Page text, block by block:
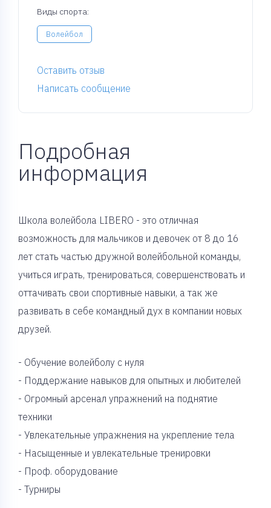
Виды спорта:
Волейбол
Оставить отзыв
Написать сообщение
Подробная
информация
Школа волейбола LIBERO - это отличная
возможность для мальчиков и девочек от 8 до 16
лет стать частью дружной волейбольной команды,
учиться играть, тренироваться, совершенствовать и
оттачивать свои спортивные навыки, а так же
развивать в себе командный дух в компании новых
друзей.
- Обучение волейболу c нуля
- Поддержание навыков для опытных и любителей
- Огромный арсенал упражнений на поднятие
техники
- Увлекательные упражнения на укрепление тела
- Насыщенные и увлекательные тренировки
- Проф. оборудование
- Турниры